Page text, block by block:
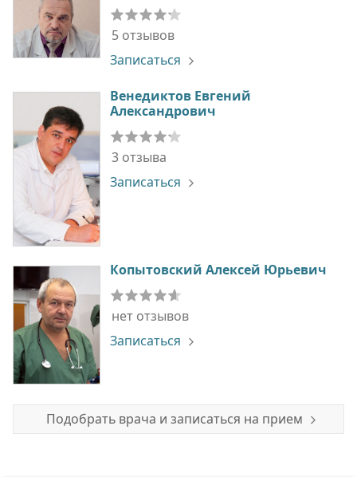
5 отзывов
Записаться
Венедиктов Евгений
Александрович
3 отзыва
Записаться
Копытовский Алексей Юрьевич
нет отзывов
Записаться
Подобрать врача и записаться на прием